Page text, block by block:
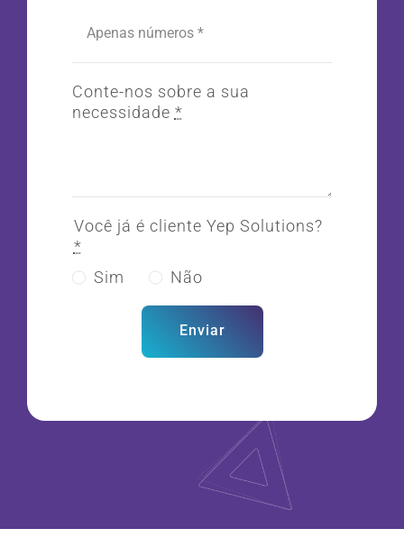
Conte-nos sobre a sua
necessidade *
Você já é cliente Yep Solutions?
*
Sim
Não
Enviar